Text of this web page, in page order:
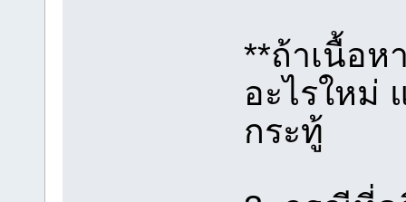
**ถ้าเนื้อห
อะไรใหม่
กระทู้